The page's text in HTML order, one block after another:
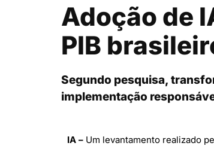
Adoção de
PIB
Segundo pesquisa,
implementação
IA – Um levantamento realizado